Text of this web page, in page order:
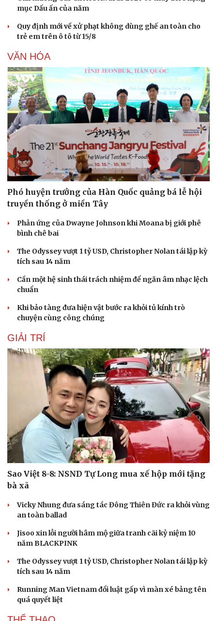
check-in
Cửa sổ tình yêu
Hạt giống tâm hồn
mục Dấu ấn của năm
Quy định mới về xử phạt không dùng ghế an toàn cho
trẻ em trên ô tô từ 15/8
VĂN HÓA
Phó huyện trưởng của Hàn Quốc quảng bá lễ hội
truyền thống ở miền Tây
Phản ứng của Dwayne Johnson khi Moana bị giới phê
bình chê bai
The Odyssey vượt 1 tỷ USD, Christopher Nolan tái lập kỳ
tích sau 14 năm
Cần một hệ sinh thái trách nhiệm để ngăn âm nhạc lệch
chuẩn
Khi bảo tàng đưa hiện vật bước ra khỏi tủ kính trò
chuyện cùng công chúng
GIẢI TRÍ
Sao Việt 8-8: NSND Tự Long mua xế hộp mới tặng
bà xã
Vicky Nhung đưa sáng tác Đông Thiên Đức ra khỏi vùng
an toàn ballad
Jisoo xin lỗi người hâm mộ giữa tranh cãi kỷ niệm 10
năm BLACKPINK
The Odyssey vượt 1 tỷ USD, Christopher Nolan tái lập kỳ
tích sau 14 năm
Running Man Vietnam đổi luật gấp vì màn xé bảng tên
quá quyết liệt